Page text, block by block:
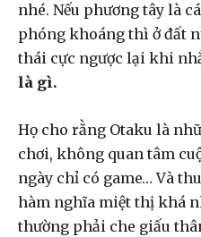
nhé. Nếu phương tây là
phóng khoáng thì ở đất
thái cực ngược lại khi
là gì.
Họ cho rằng Otaku là
chơi, không quan tâm
ngày chỉ có game… Và
hàm nghĩa miệt thị khá
thường phải che giấu